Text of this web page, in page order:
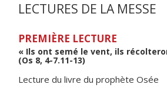
LECTURES DE LA MESSE
PREMIÈRE LECTURE
« Ils ont semé le vent, ils
(Os 8, 4-7.11-13)
Lecture du livre du prophète Osée